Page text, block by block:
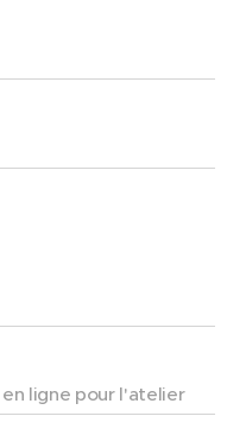
ligne pour l'atelier